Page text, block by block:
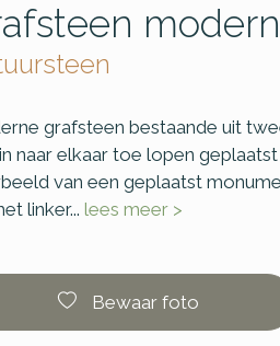
grafsteen bestaande uit
naar elkaar toe lopen
van een geplaatst
linker... lees meer >
Bewaar foto